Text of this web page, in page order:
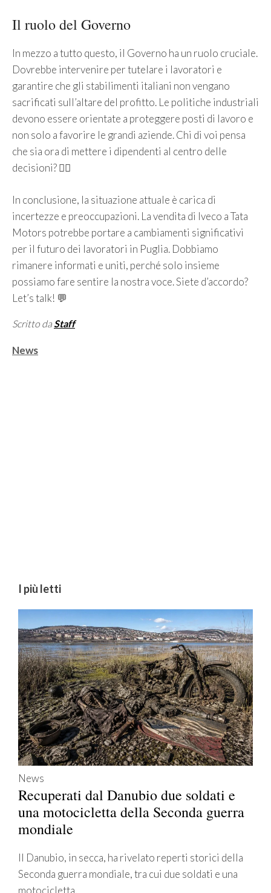
Il ruolo del Governo
In mezzo a tutto questo, il Governo ha un ruolo cruciale.
Dovrebbe intervenire per tutelare i lavoratori e
garantire che gli stabilimenti italiani non vengano
sacrificati sull’altare del profitto. Le politiche industriali
devono essere orientate a proteggere posti di lavoro e
non solo a favorire le grandi aziende. Chi di voi pensa
che sia ora di mettere i dipendenti al centro delle
decisioni? 🤷‍♀️
In conclusione, la situazione attuale è carica di
incertezze e preoccupazioni. La vendita di Iveco a Tata
Motors potrebbe portare a cambiamenti significativi
per il futuro dei lavoratori in Puglia. Dobbiamo
rimanere informati e uniti, perché solo insieme
possiamo fare sentire la nostra voce. Siete d’accordo?
Let’s talk! 💬
Scritto da Staff
Categorie
News
I più letti
News
Recuperati dal Danubio due soldati e
una motocicletta della Seconda guerra
mondiale
Il Danubio, in secca, ha rivelato reperti storici della
Seconda guerra mondiale, tra cui due soldati e una
motocicletta.